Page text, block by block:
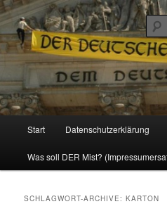
Reizzentrum
Politik, Wirtschaft, Soziales und
Zum
Inhalt
Zum
sekundären
Start Datenschutzerklärung
Was soll DER Mist?
SCHLAGWORT-ARCHIVE:KARTON